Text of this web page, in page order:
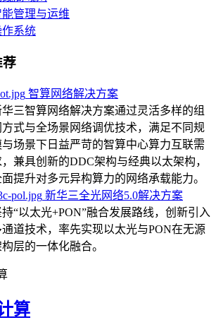
能管理与运维
作系统
荐
智算网络解决方案
华三智算网络解决方案通过灵活多样的组
方式与全场景网络调优技术，满足不同规
与场景下日益严苛的智算中心算力互联需
，兼具创新的DDC架构与经典以太架构，
提升对多元异构算力的网络承载能力。
新华三全光网络5.0解决方案
持“以太光+PON”融合发展路线，创新引入
通道技术，率先实现以太光与PON在无源
层的一体化融合。
算